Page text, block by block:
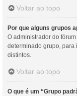
Voltar ao topo
Por que alguns grupos
O administrador do
determinado grupo, para
distintos.
Voltar ao topo
O que é um “Grupo